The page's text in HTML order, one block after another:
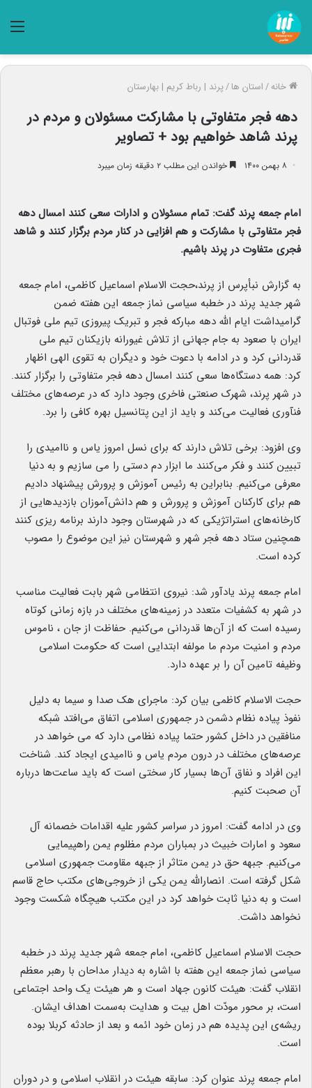
خانه/استان ها/پرند | رباط کریم | بهارستان
دهه فجر متفاوتی با مشارکت مسئولان و مردم در
پرند شاهد خواهیم بود + تصاویر
۸ بهمن ۱۴۰۰ خواندن این مطلب ۲ دقیقه زمان میبرد
امام جمعه پرند گفت: تمام مسئولان و ادارات سعی کنند امسال دهه
فجر متفاوتی با مشارکت و هم افزایی در کنار مردم برگزار کنند و شاهد
فجری متفاوت در پرند باشیم.
به گزارش نبأپرس از پرند،حجت الاسلام اسماعیل کاظمی، امام جمعه
شهر جدید پرند در خطبه سیاسی نماز جمعه این هفته ضمن
گرامیداشت ایام الله دهه مبارکه فجر و تبریک پیروزی تیم ملی فوتبال
ایران با صعود به جام جهانی از تلاش غیورانه بازیکنان تیم ملی
قدردانی کرد و در ادامه با دعوت خود و دیگران به تقوی الهی اظهار
کرد: همه دستگاه‌ها سعی کنند امسال دهه فجر متفاوتی را برگزار کنند.
در شهر پرند، شهرک صنعتی فاخری وجود دارد که در عرصه‌های مختلف
فنآوری فعالیت می‌کند و باید از این پتانسیل بهره کافی را برد.
وی افزود: برخی تلاش دارند که برای نسل امروز یاس و ناامیدی را
تبیین کنند و فکر می‌کنند ما ابزار دم دستی را می سازیم و به دنیا
معرفی می‌کنیم. بنابراین به رئیس آموزش و پرورش پیشنهاد دادیم
هم برای کارکنان آموزش و پرورش و هم دانش‌آموزان بازدیدهایی از
کارخانه‌های استراتژیکی که در شهرستان وجود دارند برنامه ریزی کنند
همچنین ستاد دهه فجر شهر و شهرستان نیز این موضوع را مصوب
کرده است.
امام جمعه پرند یادآور شد: نیروی انتظامی شهر بابت فعالیت مناسب
در شهر به کشفیات متعدد در زمینه‌های مختلف در بازه زمانی کوتاه
رسیده است که از آن‌ها قدردانی می‌کنیم. حفاظت از جان ، ناموس
مردم و امنیت مردم ما مولفه ابتدایی است که حکومت اسلامی
وظیفه تامین آن را بر عهده دارد.
حجت الاسلام کاظمی بیان کرد: ماجرای هک صدا و سیما به دلیل
نفوذ پیاده نظام دشمن در جمهوری اسلامی اتفاق می‌افتد شبکه
منافقین در داخل کشور حتما پیاده نظامی دارد که می خواهد در
عرصه‌های مختلف در درون مردم یاس و ناامیدی ایجاد کند. شناخت
این افراد و نفاق آن‌ها بسیار کار سختی است که باید ساعت‌ها درباره
آن صحبت کنیم.
وی در ادامه گفت: امروز در سراسر کشور علیه اقدامات خصمانه آل
سعود و امارات خبیث در بمباران مردم مظلوم یمن راهپیمایی
می‌کنیم. جبهه حق در یمن متاثر از جبهه مقاومت جمهوری اسلامی
شکل گرفته است. انصارالله یمن یکی از خروجی‌های مکتب حاج قاسم
است و به دنیا ثابت خواهد کرد در این مکتب هیچگاه شکست وجود
نخواهد داشت.
حجت الاسلام اسماعیل کاظمی، امام جمعه شهر جدید پرند در خطبه
سیاسی نماز جمعه این هفته با اشاره به دیدار مداحان با رهبر معظم
انقلاب گفت: هیئت کانون جهاد است و هر هیئت یک واحد اجتماعی
است، بر محور مودّت اهل بیت و هدایت به‌سمت اهداف ایشان.
ریشه‌ی این پدیده هم در زمان خود ائمه و بعد از حادثه کربلا بوده
است.
امام جمعه پرند عنوان کرد: سابقه هیئت در انقلاب اسلامی و در دوران